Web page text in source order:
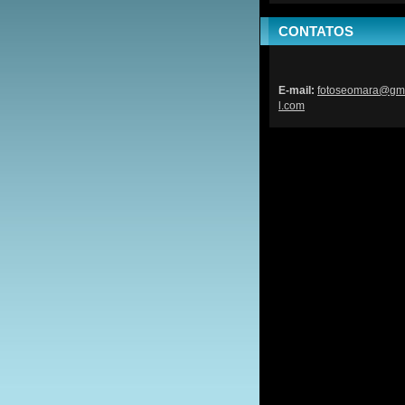
CONTATOS
E-mail: fotoseom
l.com